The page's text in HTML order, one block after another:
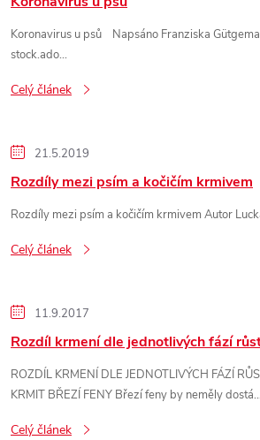
č
l
á
n
k
ů
Koronavirus u psů Napsáno Franziska
stock.ado...
Celý článek
21.5.2019
Rozdíly mezi psím a kočičím krmivem
Rozdíly mezi psím a kočičím krmivem Autor
Celý článek
11.9.2017
Rozdíl krmení dle jednotlivých fází
ROZDÍL KRMENÍ DLE JEDNOTLIVÝCH FÁZÍ
KRMIT BŘEZÍ FENY Březí feny by neměly dostá...
Celý článek